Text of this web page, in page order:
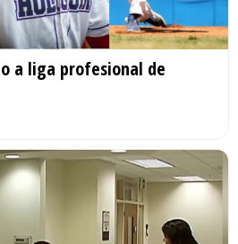
a liga profesional de